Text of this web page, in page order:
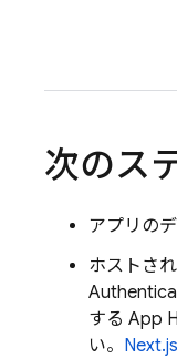
次のス
アプリの
ホストさ
する App
い。 Next.js